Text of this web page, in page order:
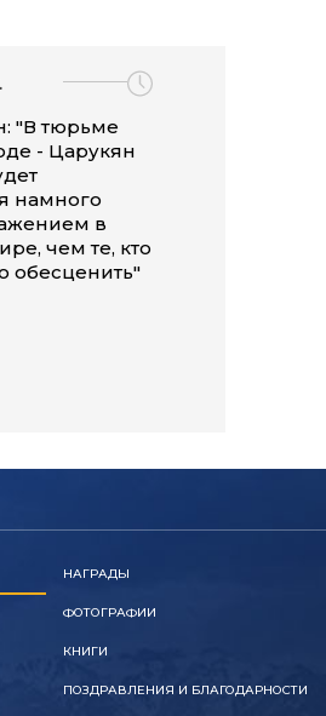
"В тюрьме
- Царукян
намного
в
чем те, кто
обесценить"
НАГРАДЫ
ФОТОГРАФИИ
КНИГИ
ПОЗДРАВЛЕНИЯ И БЛАГОДАРНОСТИ